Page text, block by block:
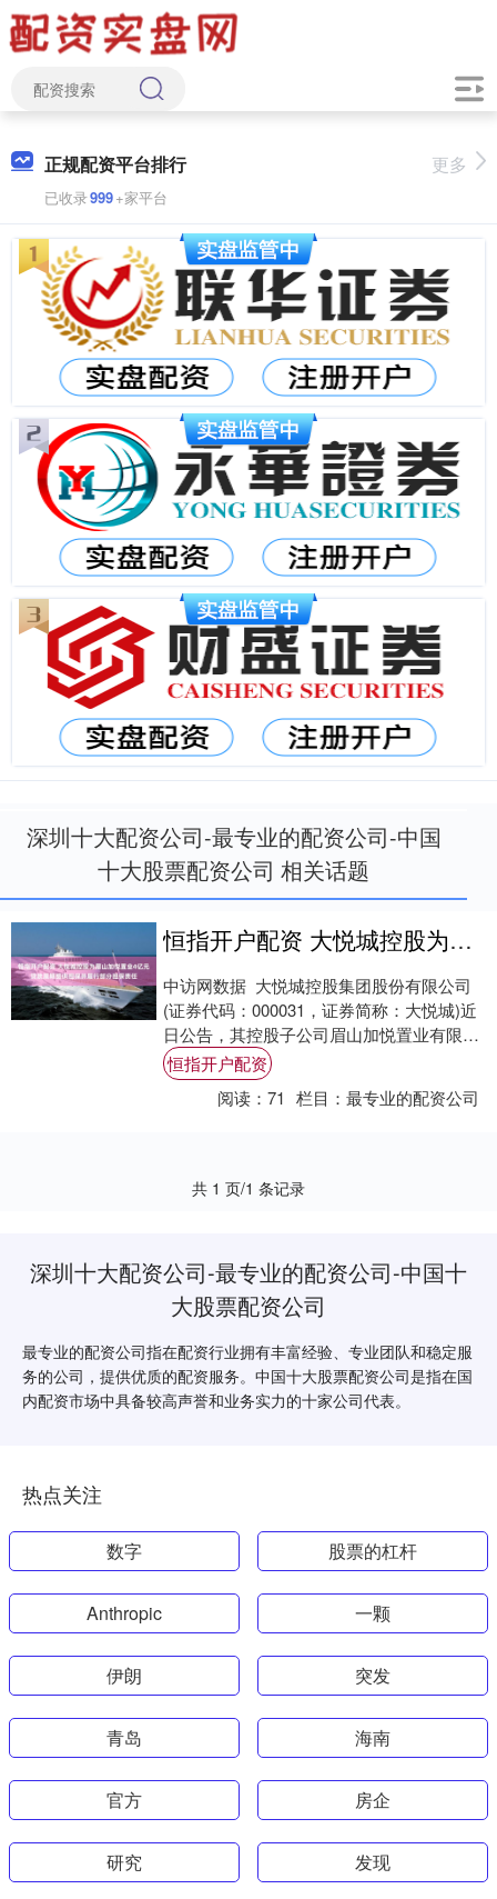
正规配资平台排行
已收录999+家平台
更多
深圳十大配资公司-最专业的配资公司-中国
十大股票配资公司 相关话题
恒指开户配资 大悦城控股为眉山加悦置业4亿元贷款展期提供担保并履行部分担保责任
中访网数据 大悦城控股集团股份有限公司
(证券代码：000031，证券简称：大悦城)近
日公告，其控股子公司眉山加悦置业有限公
司(以下简称“眉山加悦”)向中国农业....
恒指开户配资
阅读：71 栏目：最专业的配资公司
共 1 页/1 条记录
深圳十大配资公司-最专业的配资公司-中国十
大股票配资公司
最专业的配资公司指在配资行业拥有丰富经验、专业团队和稳定服
务的公司，提供优质的配资服务。中国十大股票配资公司是指在国
内配资市场中具备较高声誉和业务实力的十家公司代表。
热点关注
数字 股票的杠杆
Anthropic 一颗
伊朗 突发
青岛 海南
官方 房企
研究 发现